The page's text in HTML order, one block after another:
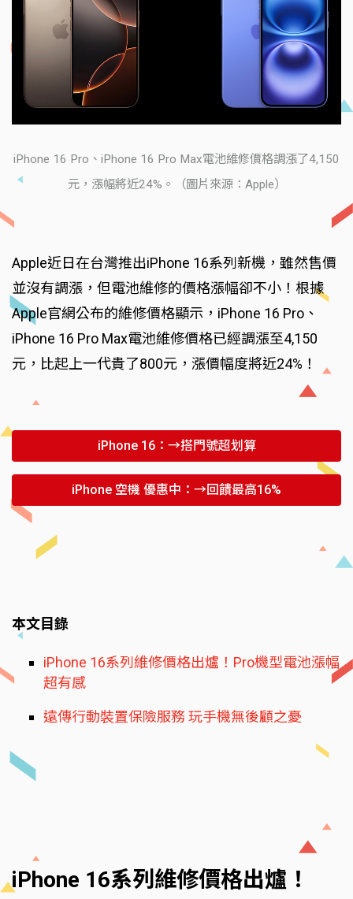
iPhone 16 Pro、iPhone 16 Pro Max電池維修價格調漲了4,150
元，漲幅將近24%。（圖片來源：Apple）
Apple近日在台灣推出iPhone 16系列新機，雖然售價
並沒有調漲，但電池維修的價格漲幅卻不小！根據
Apple官網公布的維修價格顯示，iPhone 16 Pro、
iPhone 16 Pro Max電池維修價格已經調漲至4,150
元，比起上一代貴了800元，漲價幅度將近24%！
iPhone 16：→搭門號超划算
iPhone 空機 優惠中：→回饋最高16%
本文目錄
iPhone 16系列維修價格出爐！Pro機型電池漲幅
超有感
遠傳行動裝置保險服務 玩手機無後顧之憂
iPhone 16系列維修價格出爐！